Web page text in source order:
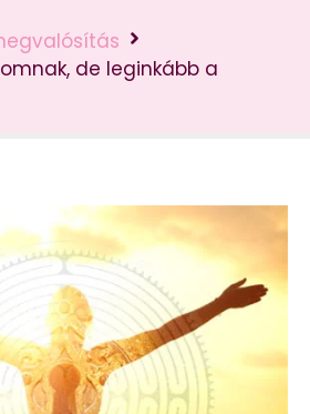
de leginkább a